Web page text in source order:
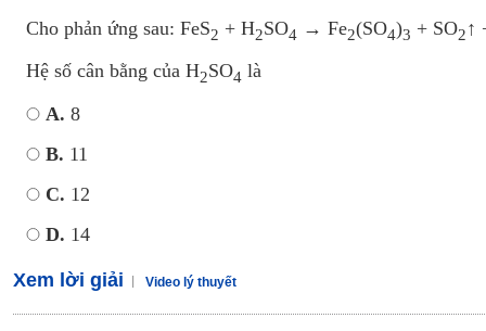
Cho phản ứng sau: FeS2 + H2SO4 → Fe2(SO4)3 + SO2↑
Hệ số cân bằng của H2SO4 là
A. 8
B. 11
C. 12
D. 14
Xem lời giải Video lý thuyết